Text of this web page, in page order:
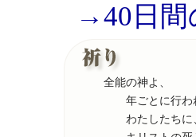
→40日
全能の神よ、
年ごとに行わ
わたしたちに